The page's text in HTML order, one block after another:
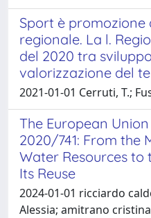
Sport è promozione
regionale. La l.
del 2020 tra
valorizzazione del
2021-01-01 Cerruti, T.;
The European
2020/741: From the
Water Resources to
Its Reuse
2024-01-01 ricciardo
Alessia; amitrano